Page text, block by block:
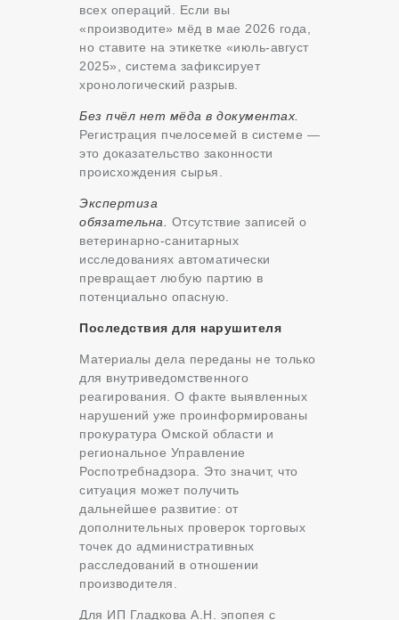
всех операций. Если вы
«производите» мёд в мае 2026 года,
но ставите на этикетке «июль-август
2025», система зафиксирует
хронологический разрыв.
Без пчёл нет мёда в документах.
Регистрация пчелосемей в системе —
это доказательство законности
происхождения сырья.
Экспертиза
обязательна.
Отсутствие записей о
ветеринарно-санитарных
исследованиях автоматически
превращает любую партию в
потенциально опасную.
Последствия для нарушителя
Материалы дела переданы не только
для внутриведомственного
реагирования. О факте выявленных
нарушений уже проинформированы
прокуратура Омской области и
региональное Управление
Роспотребнадзора. Это значит, что
ситуация может получить
дальнейшее развитие: от
дополнительных проверок торговых
точек до административных
расследований в отношении
производителя.
Для ИП Гладкова А.Н. эпопея с